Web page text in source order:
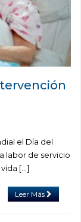
el Día del
labor de servicio
[…]
Leer Más